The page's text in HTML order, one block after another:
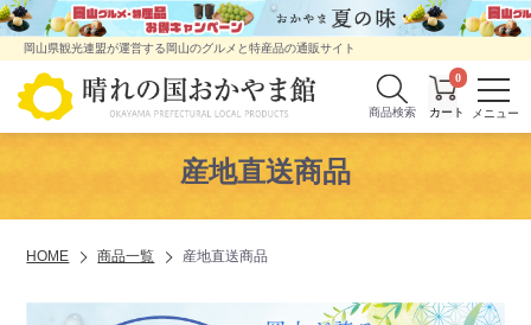
岡山県観光連盟が運営する岡山のグルメと特産品の通販サイト
商品検索
0
産地直送商品
HOME 商品一覧 産地直送商品